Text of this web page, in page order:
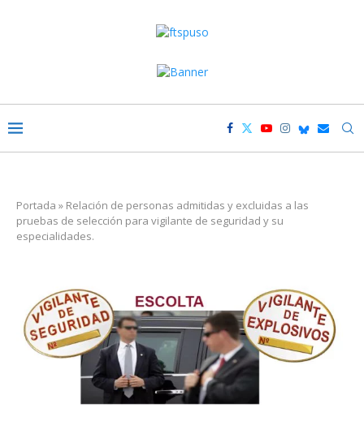
Portada » Relación de personas admitidas y excluidas a las
pruebas de selección para vigilante de seguridad y su
especialidades.